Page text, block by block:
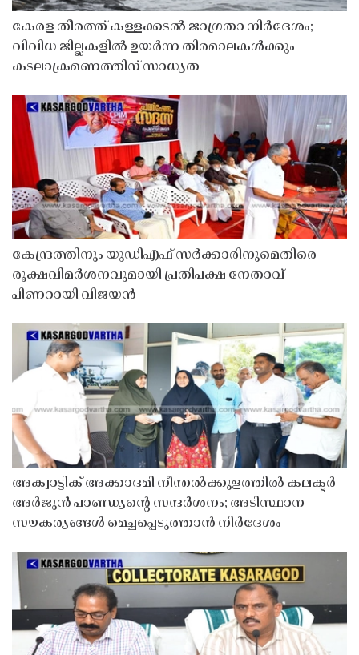
കേരള തീരത്ത് കള്ളക്കടൽ ജാഗ്രതാ നിർദേശം;
വിവിധ ജില്ലകളിൽ ഉയർന്ന തിരമാലകൾക്കും
കടലാക്രമണത്തിന് സാധ്യത
കേന്ദ്രത്തിനും യുഡിഎഫ് സർക്കാരിനുമെതിരെ
രൂക്ഷവിമർശനവുമായി പ്രതിപക്ഷ നേതാവ്
പിണറായി വിജയൻ
അക്വാട്ടിക് അക്കാദമി നീന്തൽക്കുളത്തിൽ കലക്ടർ
അർജുൻ പാണ്ഡ്യൻ്റെ സന്ദർശനം; അടിസ്ഥാന
സൗകര്യങ്ങൾ മെച്ചപ്പെടുത്താൻ നിർദേശം